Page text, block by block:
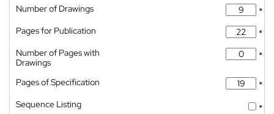
Number of Drawings
*
Pages for Publication
*
Number of Pages with
Drawings
*
Pages of Specification
*
Sequence Listing
*